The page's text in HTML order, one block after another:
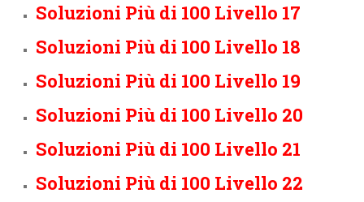
Soluzioni Più di 100 Livello 17
Soluzioni Più di 100 Livello 18
Soluzioni Più di 100 Livello 19
Soluzioni Più di 100 Livello 20
Soluzioni Più di 100 Livello 21
Soluzioni Più di 100 Livello 22